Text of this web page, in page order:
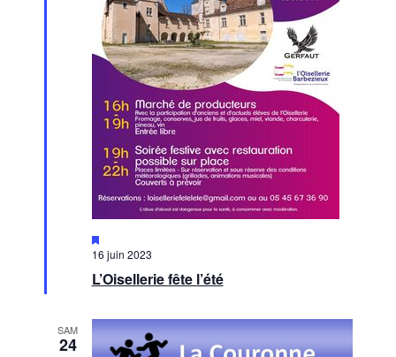
L’Oisellerie fête l’été
en
16 juin 2023
SAM
24